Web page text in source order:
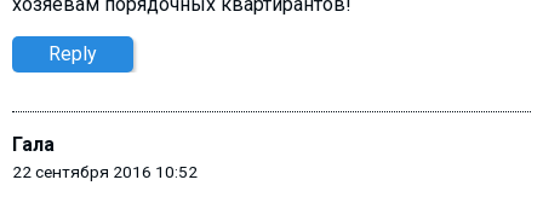
хозяевам порядочных квартирантов!
Reply
Гала
22 сентября 2016 10:52